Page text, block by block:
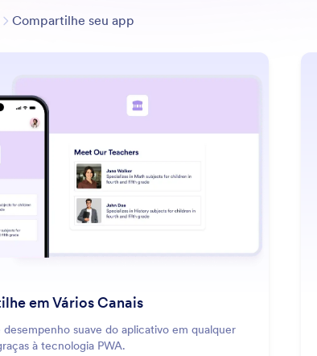
Compartilhe seu app
Saiba Mais: Share Across Multiple Channels
em Vários Canais
suave do aplicativo em qualquer
à tecnologia PWA.